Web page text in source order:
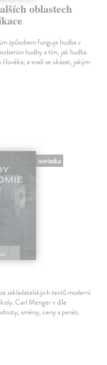
oblastech
způsobem funguje hudba v
hudby a tím, jak hudba
a snaží se ukázat, jakým
novinka
zakladatelských textů moderní
Carl Menger v díle
směny, ceny a peněz.